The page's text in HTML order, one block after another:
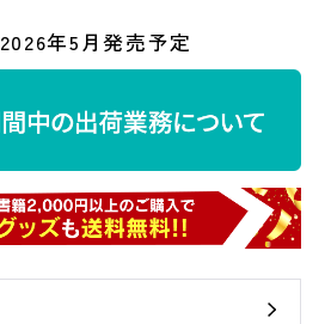
2026年5月発売予定